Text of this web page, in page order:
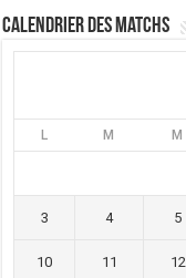
Calendrier des matchs
L M M
3 4 5
10 11 12